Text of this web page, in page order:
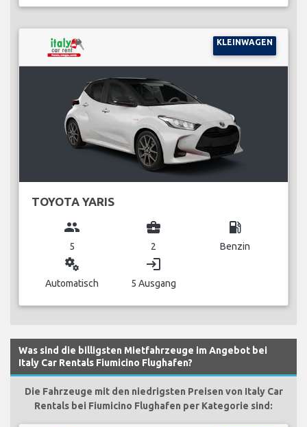
KLEINWAGEN
TOYOTA YARIS
group
5
business_center
2
local_gas_station
Benzin
miscellaneous_services
Automatisch
login
5 Ausgang
Was sind die billigsten Mietfahrzeuge im Angebot bei
Italy Car Rentals Fiumicino Flughafen?
Die Fahrzeuge mit den niedrigsten Preisen von Italy Car
Rentals bei Fiumicino Flughafen per Kategorie sind: